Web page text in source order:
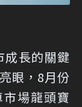
成長的關鍵
眼，8月份
場龍頭寶